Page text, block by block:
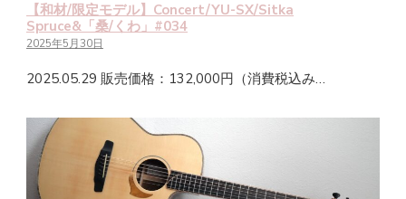
【和材/限定モデル】Concert/YU-SX/Sitka
Spruce&「桑/くわ」#034
2025年5月30日
2025.05.29 販売価格：132,000円（消費税込み…